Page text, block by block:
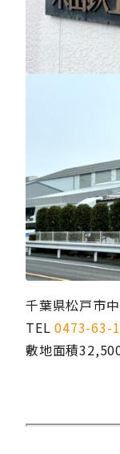
千葉県松戸市
TEL0473-63-
敷地面積